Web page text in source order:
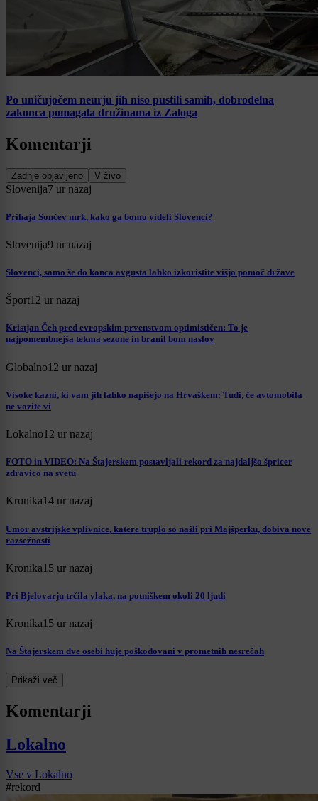
Po uničujočem neurju jih niso pustili samih, dobrodelna
zakonca pomagala družinama iz Zaloga
Komentarji
Zadnje objavljeno V živo
Slovenija7 ur nazaj
Prihaja Sončev mrk, kako ga bomo videli Slovenci?
Slovenija9 ur nazaj
Slovenci, samo še do konca avgusta lahko izkoristite višjo pomoč države
Šport12 ur nazaj
Kristjan Čeh pred evropskim prvenstvom optimističen: To je
najpomembnejša tekma sezone in branil bom naslov
Globalno12 ur nazaj
Visoke kazni, ki vam jih lahko napišejo na Hrvaškem: Tudi, če avtomobila
ne vozite vi
Lokalno12 ur nazaj
FOTO in VIDEO: Na Štajerskem postavljali rekord za najdaljšo špricer
zdravico na svetu
Kronika14 ur nazaj
Umor avstrijske vplivnice, katere truplo so našli pri Majšperku, dobiva nove
razsežnosti
Kronika15 ur nazaj
Pri Bjelovarju trčila vlaka, na potniškem okoli 20 ljudi
Kronika15 ur nazaj
Na Štajerskem dve osebi huje poškodovani v prometnih nesrečah
Prikaži več
Komentarji
Lokalno
Vse v Lokalno
#rekord